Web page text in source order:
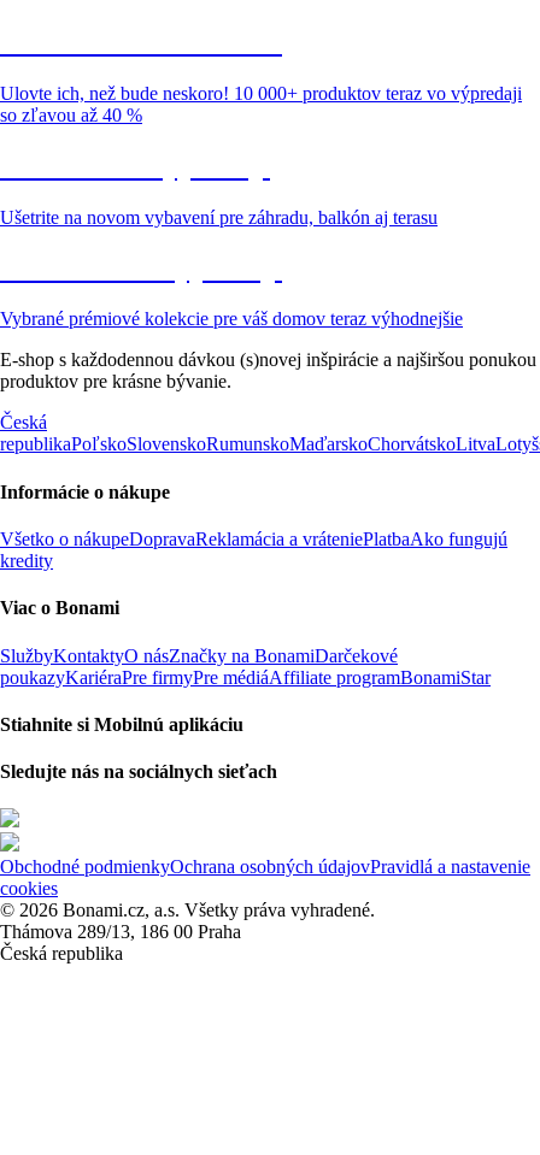
Ulovte ich, než bude neskoro! 10 000+ produktov teraz vo výpredaji
so zľavou až 40 %
Ušetrite na novom vybavení pre záhradu, balkón aj terasu
Vybrané prémiové kolekcie pre váš domov teraz výhodnejšie
E-shop s každodennou dávkou (s)novej inšpirácie a najširšou ponukou
produktov pre krásne bývanie.
Česká
republikaPoľskoSlovenskoRumunskoMaďarskoChorvátskoLitva
Informácie o nákupe
Všetko o nákupeDopravaReklamácia a vráteniePlatbaAko fungujú
kredity
Viac o Bonami
SlužbyKontaktyO násZnačky na BonamiDarčekové
poukazyKariéraPre firmyPre médiáAffiliate programBonamiStar
Stiahnite si Mobilnú aplikáciu
Sledujte nás na sociálnych sieťach
Obchodné podmienkyOchrana osobných údajovPravidlá a nastavenie
cookies
© 2026 Bonami.cz, a.s. Všetky práva vyhradené.
Thámova 289/13, 186 00 Praha
Česká republika